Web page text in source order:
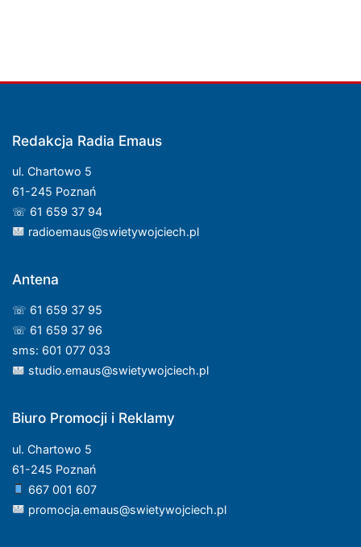
Redakcja Radia Emaus
ul. Chartowo 5
61-245 Poznań
☏ 61 659 37 94
radioemaus@swietywojciech.pl
Antena
☏ 61 659 37 95
☏ 61 659 37 96
sms: 601 077 033
studio.emaus@swietywojciech.pl
Biuro Promocji i Reklamy
ul. Chartowo 5
61-245 Poznań
667 001 607
promocja.emaus@swietywojciech.pl